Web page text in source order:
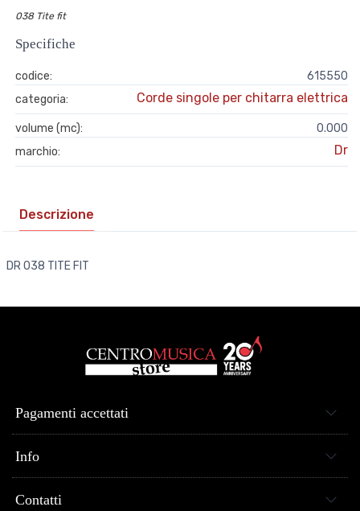
038 Tite fit
Specifiche
codice:
615550
categoria:
Corde singole per chitarra elettrica
volume (mc):
0.000
marchio:
Dr
Descrizione
DR 038 TITE FIT
Pagamenti accettati
Info
Contatti